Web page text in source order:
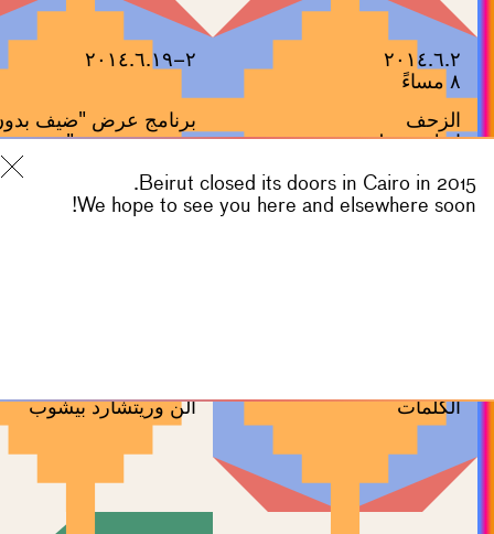
Beirut closed its doors in Cairo in 2015.
We hope to see you here and elsewhere soon!
٢٠١٤.٦.٢
٨ مساءً
الزحف
إريك بودولير
٢–٢٠١٤.٦.١٩
برنامج عرض "ضيف
مضيف هو شبح"
الكلمات
آلن وريتشارد بيشوب